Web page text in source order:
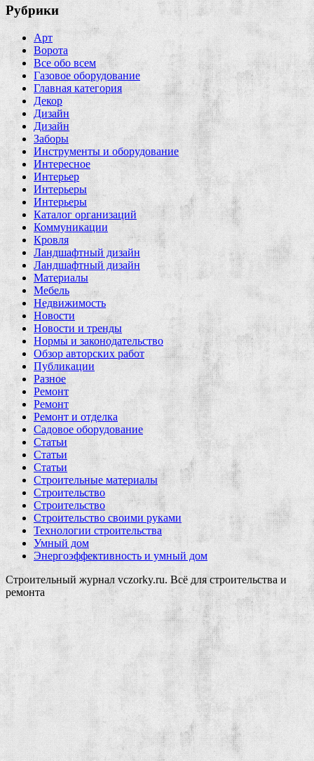
Рубрики
Арт
Ворота
Все обо всем
Газовое оборудование
Главная категория
Декор
Дизайн
Дизайн
Заборы
Инструменты и оборудование
Интересное
Интерьер
Интерьеры
Интерьеры
Каталог организаций
Коммуникации
Кровля
Ландшафтный дизайн
Ландшафтный дизайн
Материалы
Мебель
Недвижимость
Новости
Новости и тренды
Нормы и законодательство
Обзор авторских работ
Публикации
Разное
Ремонт
Ремонт
Ремонт и отделка
Садовое оборудование
Статьи
Статьи
Статьи
Строительные материалы
Строительство
Строительство
Строительство своими руками
Технологии строительства
Умный дом
Энергоэффективность и умный дом
Строительный журнал vczorky.ru. Всё для строительства и
ремонта